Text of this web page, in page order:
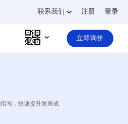
联系我们 注册 登录
立即询价
南，快速提升发表成